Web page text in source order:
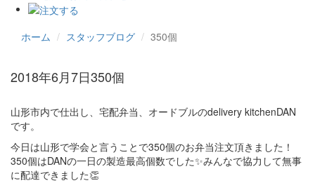
ホーム スタッフブログ 350個
2018年6月7日350個
山形市内で仕出し、宅配弁当、オードブルのdelivery kitchenDAN
です。
今日は山形で学会と言うことで350個のお弁当注文頂きました！
350個はDANの一日の製造最高個数でした✨みんなで協力して無事
に配達できました👏